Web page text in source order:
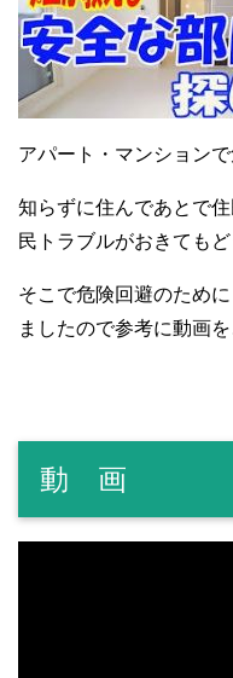
アパート・マンション
知らずに住んであとで
民トラブルがおきても
そこで危険回避のため
ましたので参考に動画を
動 画